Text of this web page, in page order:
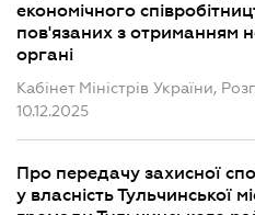
економічного
пов'язаних з отриманням
органі
Кабінет Міністрів України,
10.12.2025
Про передачу захисної
у власність Тульчинської